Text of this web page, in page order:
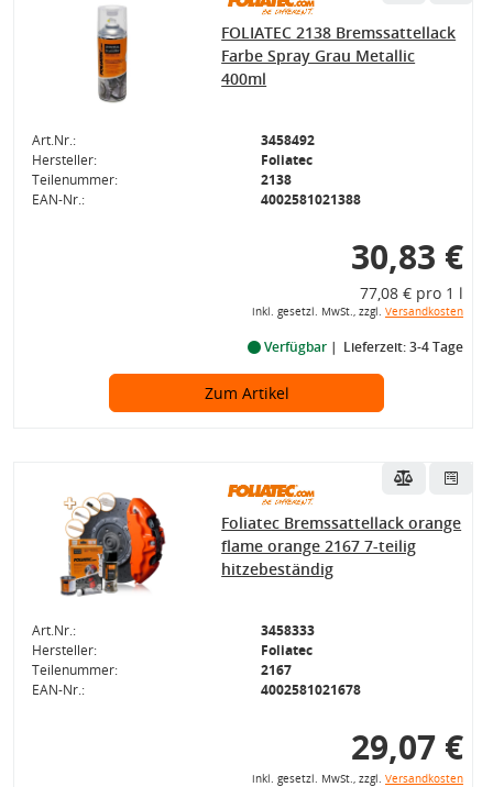
FOLIATEC 2138 Bremssattellack
Farbe Spray Grau Metallic
400ml
Art.Nr.:
3458492
Hersteller:
Foliatec
Teilenummer:
2138
EAN-Nr.:
4002581021388
30,83 €
77,08 € pro 1 l
inkl. gesetzl. MwSt., zzgl. Versandkosten
Verfügbar Lieferzeit: 3-4 Tage
Zum Artikel
Foliatec Bremssattellack orange
flame orange 2167 7-teilig
hitzebeständig
Art.Nr.:
3458333
Hersteller:
Foliatec
Teilenummer:
2167
EAN-Nr.:
4002581021678
29,07 €
inkl. gesetzl. MwSt., zzgl. Versandkosten